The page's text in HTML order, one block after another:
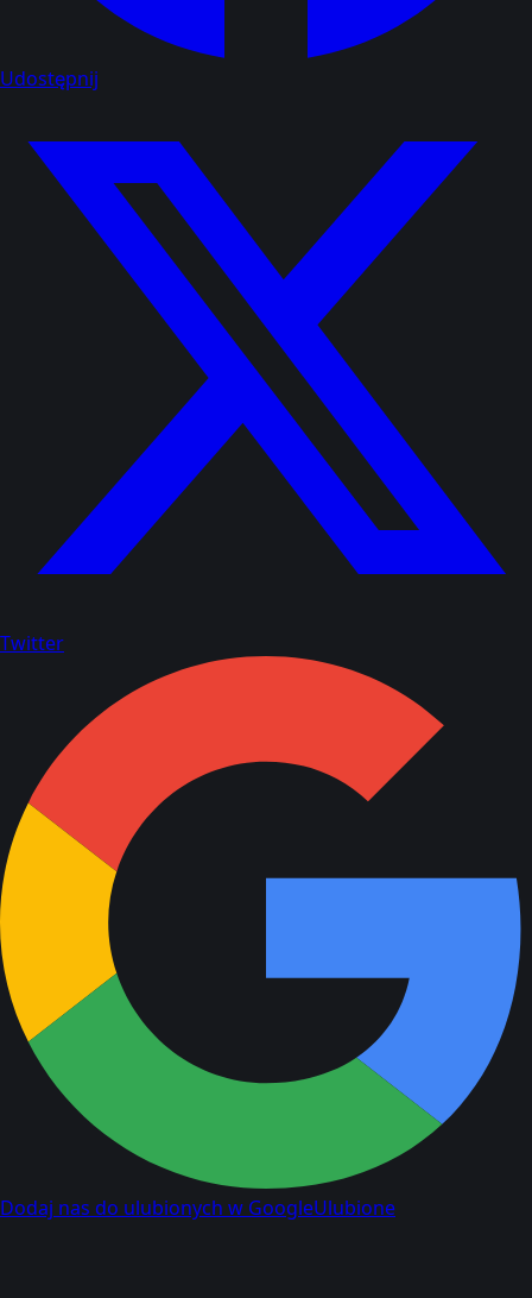
Udostępnij
Twitter
Dodaj nas do ulubionych w GoogleUlubione